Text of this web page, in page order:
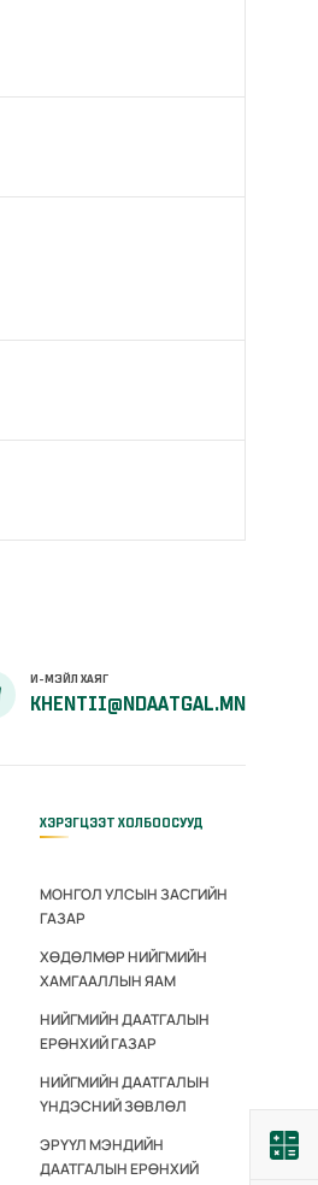
И-МЭЙЛ ХАЯГ
KHENTII@NDAATGAL.MN
ХЭРЭГЦЭЭТ ХОЛБООСУУД
МОНГОЛ УЛСЫН ЗАСГИЙН
ГАЗАР
ХӨДӨЛМӨР НИЙГМИЙН
ХАМГААЛЛЫН ЯАМ
НИЙГМИЙН ДААТГАЛЫН
ЕРӨНХИЙ ГАЗАР
НИЙГМИЙН ДААТГАЛЫН
ҮНДЭСНИЙ ЗӨВЛӨЛ
ЭРҮҮЛ МЭНДИЙН
ДААТГАЛЫН ЕРӨНХИЙ